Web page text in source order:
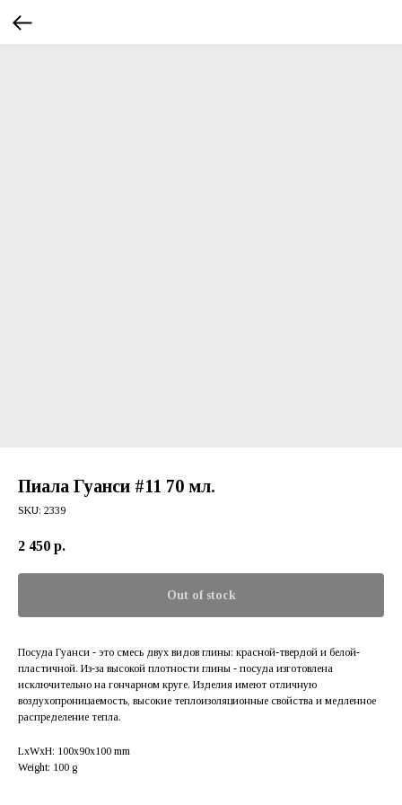
Пиала Гуанси #11 70 мл.
SKU: 2339
2 450 р.
Out of stock
Посуда Гуанси - это смесь двух видов глины: красной-твердой и белой-
пластичной. Из-за высокой плотности глины - посуда изготовлена
исключительно на гончарном круге. Изделия имеют отличную
воздухопроницаемость, высокие теплоизоляционные свойства и медленное
распределение тепла.
LxWxH: 100x90x100 mm
Weight: 100 g